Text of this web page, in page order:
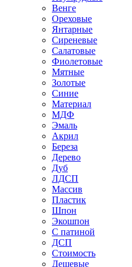
Венге
Ореховые
Янтарные
Сиреневые
Салатовые
Фиолетовые
Мятные
Золотые
Синие
Материал
МДФ
Эмаль
Акрил
Береза
Дерево
Дуб
ЛДСП
Массив
Пластик
Шпон
Экошпон
С патиной
ДСП
Стоимость
Дешевые